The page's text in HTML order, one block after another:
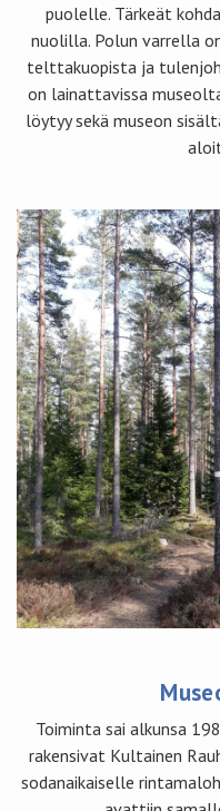
puolelle. Tärkeät
nuolilla. Polun varrella
telttakuopista ja
on lainattavissa
löytyy sekä museon
Toiminta sai alkunsa
rakensivat Kultainen
sodanaikaiselle